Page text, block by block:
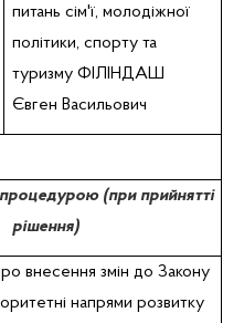
питань сім'ї, молодіжної
політики, спорту та
туризму ФІЛІНДАШ
Євген Васильович
(при прийнятті
рішення)
внесення змін до Закону
напрями розвитку